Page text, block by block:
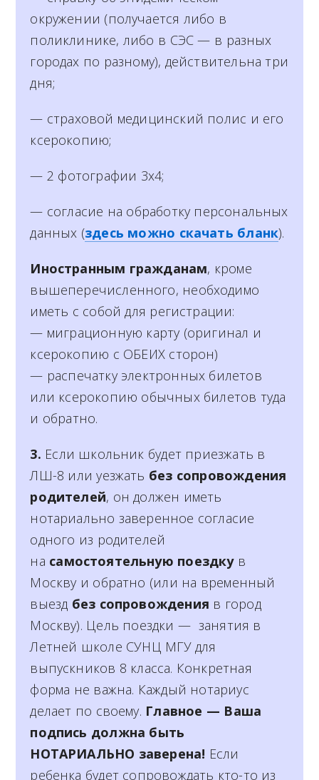
окружении (получается либо в
поликлинике, либо в СЭС — в разных
городах по разному), действительна три
дня;
— страховой медицинский полис и его
ксерокопию;
— 2 фотографии 3х4;
— согласие на обработку персональных
данных (здесь можно скачать бланк).
Иностранным гражданам, кроме
вышеперечисленного, необходимо
иметь с собой для регистрации:
— миграционную карту (оригинал и
ксерокопию с ОБЕИХ сторон)
— распечатку электронных билетов
или ксерокопию обычных билетов туда
и обратно.
3. Если школьник будет приезжать в
ЛШ-8 или уезжать без сопровождения
родителей, он должен иметь
нотариально заверенное согласие
одного из родителей
на самостоятельную поездкув
Москву и обратно (или на временный
выезд без сопровождения в город
Москву). Цель поездки — занятия в
Летней школе СУНЦ МГУ для
выпускников 8 класса. Конкретная
форма не важна. Каждый нотариус
делает по своему. Главное — Ваша
подпись должна быть
НОТАРИАЛЬНО заверена! Если
ребенка будет сопровождать кто-то из